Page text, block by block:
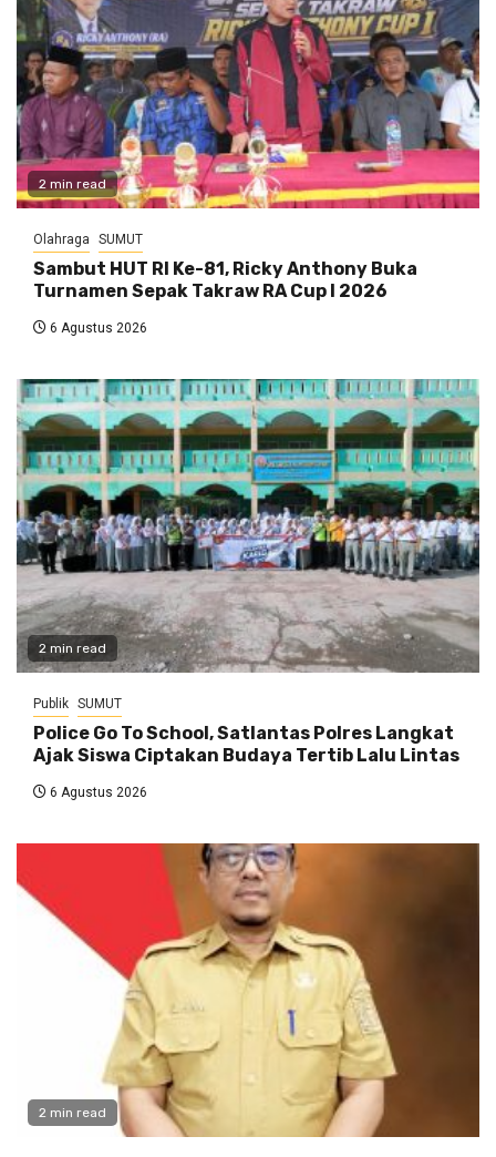
2 min read
Olahraga SUMUT
Sambut HUT RI Ke-81, Ricky Anthony Buka
Turnamen Sepak Takraw RA Cup I 2026
6 Agustus 2026
2 min read
Publik SUMUT
Police Go To School, Satlantas Polres Langkat
Ajak Siswa Ciptakan Budaya Tertib Lalu Lintas
6 Agustus 2026
2 min read